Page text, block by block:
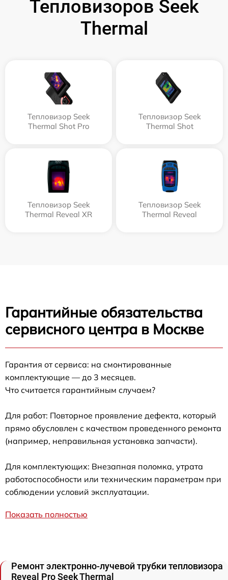
Тепловизоров Seek
Thermal
Тепловизор Seek
Thermal Shot Pro
Тепловизор Seek
Thermal Shot
Тепловизор Seek
Thermal Reveal XR
Тепловизор Seek
Thermal Reveal
Гарантийные обязательства
сервисного центра в Москве
Гарантия от сервиса: на смонтированные
комплектующие — до 3 месяцев.
Что считается гарантийным случаем?
Для работ: Повторное проявление дефекта, который
прямо обусловлен с качеством проведенного ремонта
(например, неправильная установка запчасти).
Для комплектующих: Внезапная поломка, утрата
работоспособности или техническим параметрам при
соблюдении условий эксплуатации.
Показать полностью
Ремонт электронно-лучевой трубки тепловизора
Reveal Pro Seek Thermal